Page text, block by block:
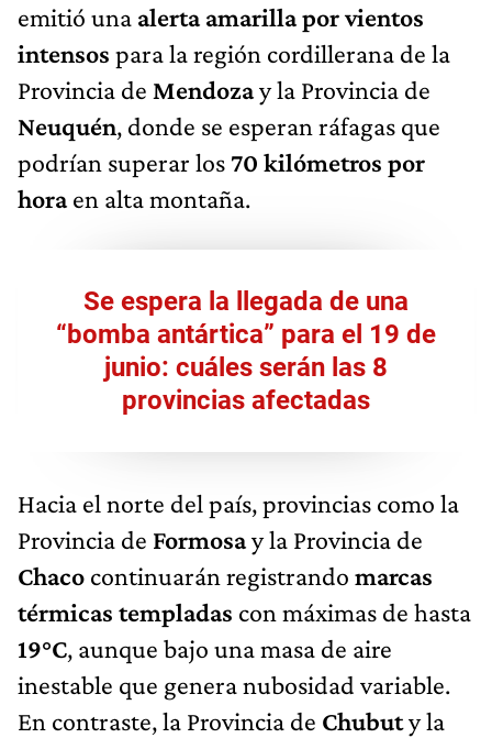
emitió una alerta amarilla por vientos
intensos para la región cordillerana de la
Provincia de Mendozay la Provincia de
Neuquén, donde se esperan ráfagas que
podrían superar los 70 kilómetros por
horaen alta montaña.
Se espera la llegada de una
“bomba antártica” para el 19 de
junio: cuáles serán las 8
provincias afectadas
Hacia el norte del país, provincias como la
Provincia de Formosay la Provincia de
Chaco continuarán registrando marcas
térmicas templadas con máximas de hasta
19°C, aunque bajo una masa de aire
inestable que genera nubosidad variable.
En contraste, la Provincia de Chubuty la